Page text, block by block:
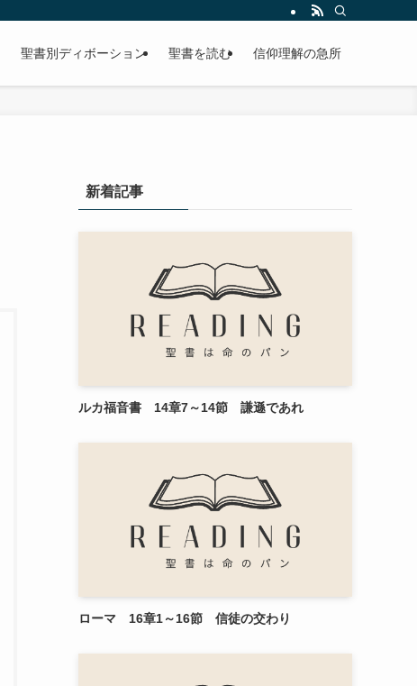
聖書別ディボーション 聖書を読む 信仰理解の急所
新着記事
ルカ福音書 14章7～14節 謙遜であれ
ローマ 16章1～16節 信徒の交わり